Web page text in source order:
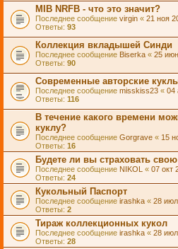
MIB NRFB - что это значит?
Последнее сообщение virgin « 21 ноя
Ответы: 93
Коллекция вкладышей Синди
Последнее сообщение Biserka « 25
Ответы: 90
Современные авторские
Последнее сообщение misskiss23 « 04
Ответы: 116
В течение какого времени
куклу?
Последнее сообщение Gorgrave « 15
Ответы: 16
Будете ли вы страховать
Последнее сообщение NIKOL « 07 окт
Ответы: 24
Кукольный Паспорт
Последнее сообщение irashka « 28
Ответы: 2
Тираж коллекционных кукол
Последнее сообщение irashka « 28
Ответы: 28